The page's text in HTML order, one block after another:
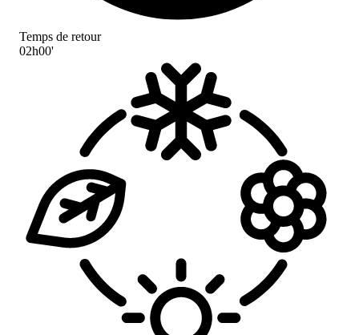
Temps de retour
02h00'